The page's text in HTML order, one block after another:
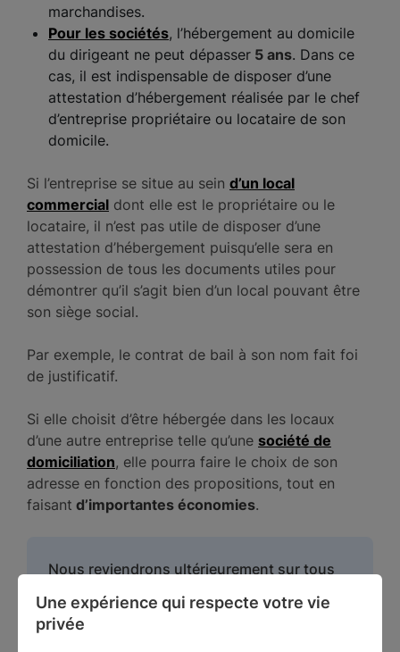
marchandises.
Pour les sociétés, l’hébergement au domicile
du dirigeant ne peut dépasser 5 ans. Dans ce
cas, il est indispensable de disposer d’une
attestation d’hébergement réalisée par le chef
d’entreprise propriétaire ou locataire de son
domicile.
Si l’entreprise se situe au sein d’un local
commercial dont elle est le propriétaire ou le
locataire, il n’est pas utile de disposer d’une
attestation d’hébergement puisqu’elle sera en
possession de tous les documents utiles pour
démontrer qu’il s’agit bien d’un local pouvant être
son siège social.
Par exemple, le contrat de bail à son nom fait foi
de justificatif.
Si elle choisit d’être hébergée dans les locaux
d’une autre entreprise telle qu’une société de
domiciliation, elle pourra faire le choix de son
adresse en fonction des propositions, tout en
faisant d’importantes économies.
Nous reviendrons ultérieurement sur tous
Une expérience qui respecte votre vie
privée